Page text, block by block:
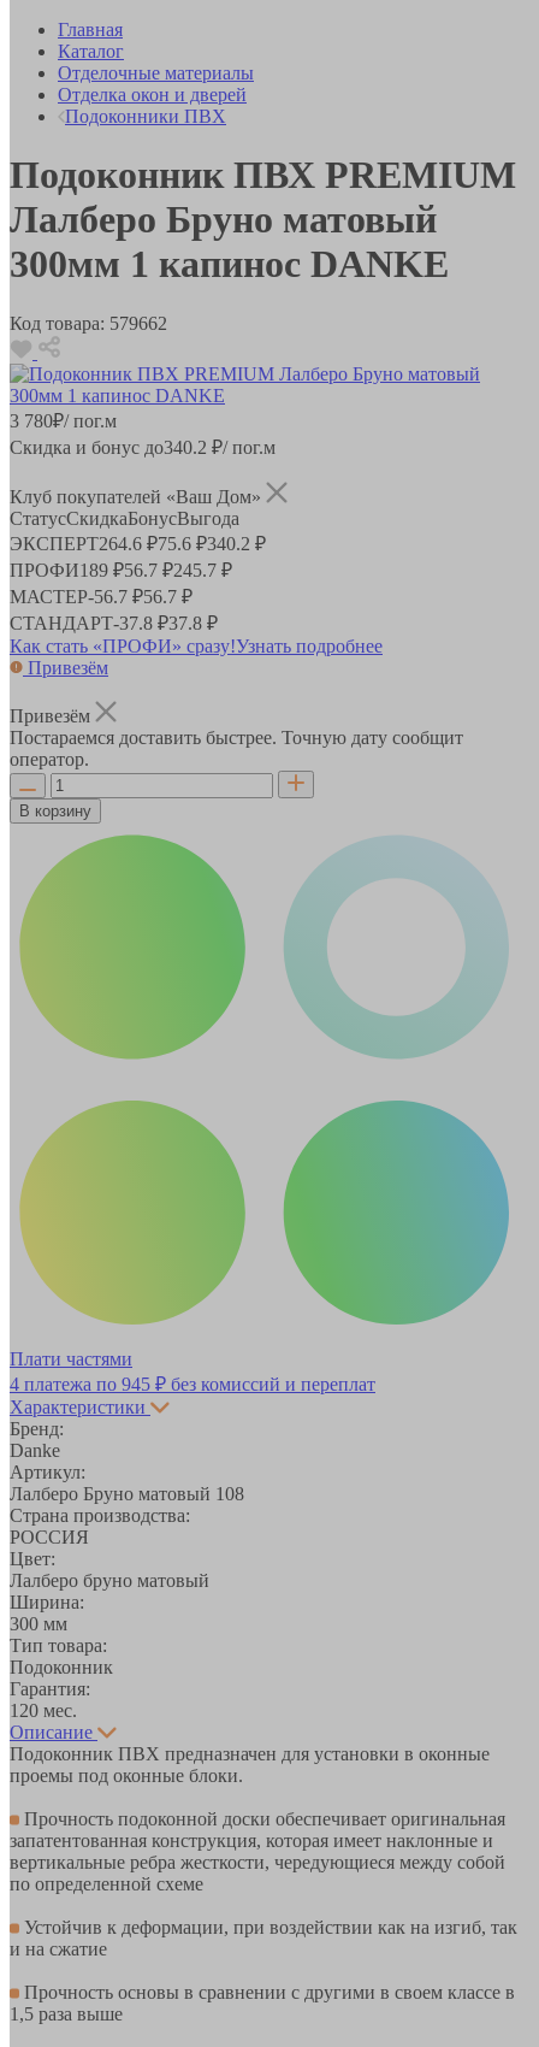
Главная
Каталог
Отделочные материалы
Отделка окон и дверей
Подоконники ПВХ
Подоконник ПВХ PREMIUM
Лалберо Бруно матовый
300мм 1 капинос DANKE
Код товара: 579662
3 780₽/ пог.м
Скидка и бонус до340.2 ₽/ пог.м
Клуб покупателей «Ваш Дом»
СтатусСкидкаБонусВыгода
ЭКСПЕРТ264.6 ₽75.6 ₽340.2 ₽
ПРОФИ189 ₽56.7 ₽245.7 ₽
МАСТЕР-56.7 ₽56.7 ₽
СТАНДАРТ-37.8 ₽37.8 ₽
Как стать «ПРОФИ» сразу!Узнать подробнее
Привезём
Привезём
Постараемся доставить быстрее. Точную дату сообщит
оператор.
В корзину
Плати частями
4 платежа по 945 ₽ без комиссий и переплат
Характеристики
Бренд:
Danke
Артикул:
Лалберо Бруно матовый 108
Страна производства:
РОССИЯ
Цвет:
Лалберо бруно матовый
Ширина:
300 мм
Тип товара:
Подоконник
Гарантия:
120 мес.
Описание
Подоконник ПВХ предназначен для установки в оконные
проемы под оконные блоки.
Прочность подоконной доски обеспечивает оригинальная
запатентованная конструкция, которая имеет наклонные и
вертикальные ребра жесткости, чередующиеся между собой
по определенной схеме
Устойчив к деформации, при воздействии как на изгиб, так
и на сжатие
Прочность основы в сравнении с другими в своем классе в
1,5 раза выше